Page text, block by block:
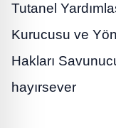
Tutanel
Kurucusu ve
Hakları
hayırsever